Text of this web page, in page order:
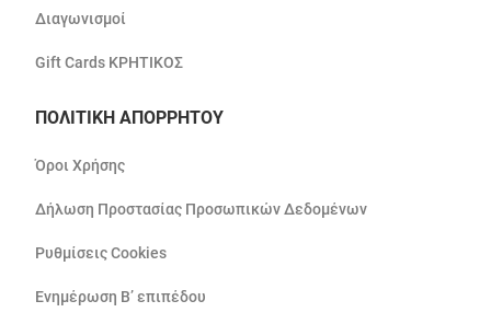
Διαγωνισμοί
Gift Cards ΚΡΗΤΙΚΟΣ
ΠΟΛΙΤΙΚΗ ΑΠΟΡΡΗΤΟΥ
Όροι Χρήσης
Δήλωση Προστασίας Προσωπικών Δεδομένων
Ρυθμίσεις Cookies
Ενημέρωση Β’ επιπέδου